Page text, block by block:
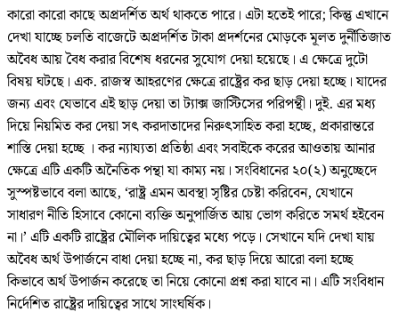
কারো কারো কাছে অপ্রদর্শিত অর্থ থাকতে পারে। এটা হতেই পারে; কিন্তু এখানে
দেখা যাচ্ছে চলতি বাজেটে অপ্রদর্শিত টাকা প্রদর্শনের মোড়কে মূলত দুর্নীতিজাত
অবৈধ আয় বৈধ করার বিশেষ ধরনের সুযোগ দেয়া হয়েছে। এ ক্ষেত্রে দুটো
বিষয় ঘটছে। এক. রাজস্ব আহরণের ক্ষেত্রে রাষ্ট্রের কর ছাড় দেয়া হচ্ছে। যাদের
জন্য এবং যেভাবে এই ছাড় দেয়া তা ট্যাক্স জাস্টিসের পরিপন্থী। দুই. এর মধ্য
দিয়ে নিয়মিত কর দেয়া সৎ করদাতাদের নিরুৎসাহিত করা হচ্ছে, প্রকারান্তরে
শাস্তি দেয়া হচ্ছে । কর ন্যায্যতা প্রতিষ্ঠা এবং সবাইকে করের আওতায় আনার
ক্ষেত্রে এটি একটি অনৈতিক পন্থা যা কাম্য নয়। সংবিধানের ২০(২) অনুচ্ছেদে
সুস্পষ্টভাবে বলা আছে, ‘রাষ্ট্র এমন অবস্থা সৃষ্টির চেষ্টা করিবেন, যেখানে
সাধারণ নীতি হিসাবে কোনো ব্যক্তি অনুপার্জিত আয় ভোগ করিতে সমর্থ হইবেন
না।’ এটি একটি রাষ্ট্রের মৌলিক দায়িত্বের মধ্যে পড়ে। সেখানে যদি দেখা যায়
অবৈধ অর্থ উপার্জনে বাধা দেয়া হচ্ছে না, কর ছাড় দিয়ে আরো বলা হচ্ছে
কিভাবে অর্থ উপার্জন করেছে তা নিয়ে কোনো প্রশ্ন করা যাবে না। এটি সংবিধান
নির্দেশিত রাষ্ট্রের দায়িত্বের সাথে সাংঘর্ষিক।